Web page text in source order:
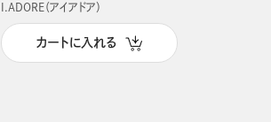
I.ADORE（アイアドア）
カートに入れる